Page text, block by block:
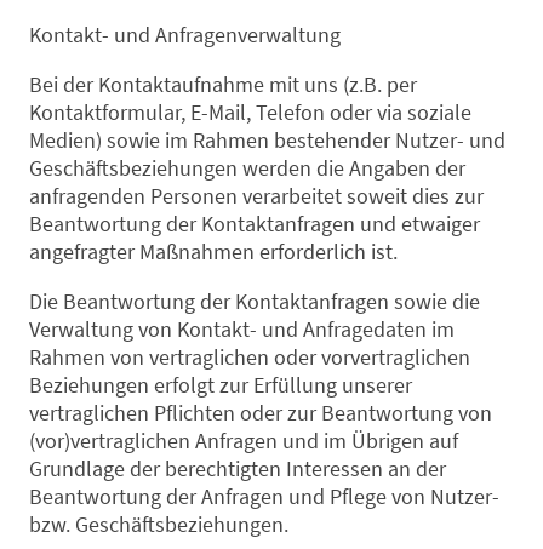
Kontakt- und Anfragenverwaltung
Bei der Kontaktaufnahme mit uns (z.B. per
Kontaktformular, E-Mail, Telefon oder via soziale
Medien) sowie im Rahmen bestehender Nutzer- und
Geschäftsbeziehungen werden die Angaben der
anfragenden Personen verarbeitet soweit dies zur
Beantwortung der Kontaktanfragen und etwaiger
angefragter Maßnahmen erforderlich ist.
Die Beantwortung der Kontaktanfragen sowie die
Verwaltung von Kontakt- und Anfragedaten im
Rahmen von vertraglichen oder vorvertraglichen
Beziehungen erfolgt zur Erfüllung unserer
vertraglichen Pflichten oder zur Beantwortung von
(vor)vertraglichen Anfragen und im Übrigen auf
Grundlage der berechtigten Interessen an der
Beantwortung der Anfragen und Pflege von Nutzer-
bzw. Geschäftsbeziehungen.